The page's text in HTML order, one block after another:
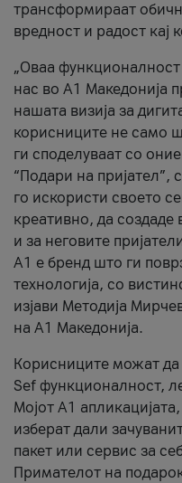
трансформираат
вредност и радост кај
„Оваа функционалност
нас во А1 Македонија
нашата визија за
корисниците не само
ги споделуваат со
“Подари на пријател”,
го искористи своето
креативно, да создаде
и за неговите
А1 е бренд што ги
технологија, со
изјави Методија
на А1 Македонија.
Корисниците можат да
Sef функционалност,
Мојот А1
изберат дали
пакет или сервис за
Примателот на